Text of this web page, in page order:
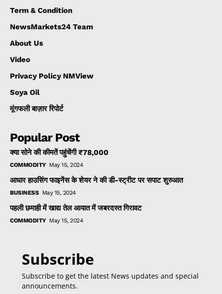
Term & Condition
NewsMarkets24 Team
About Us
Video
Privacy Policy NMView
Soya Oil
मूंगफली बाज़ार रिपोर्ट
Popular Post
क्या सोने की कीमतें पहुंचेंगी ₹78,000
COMMODITY May 15, 2024
आधार हाउसिंग फाइनेंस के शेयर ने की डी-स्ट्रीट पर सपाट शुरुआत
BUSINESS May 15, 2024
पहली छमाही में खाद्य तेल आयात में जबरदस्त गिरावट
COMMODITY May 15, 2024
Subscribe
Subscribe to get the latest News updates and special
announcements.